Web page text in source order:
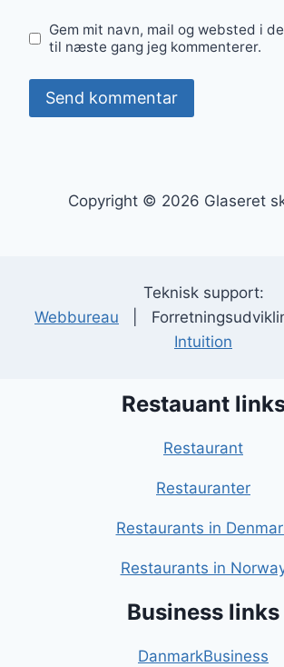
Gem mit navn, mail og websted i
til næste gang jeg kommenterer.
Copyright © 2026 Glaseret
Teknisk support:
Webbureau |
Intuition
Restauant
Restaurant
Restauranter
Restaurants in
Restaurants in
Business links
DanmarkBusiness